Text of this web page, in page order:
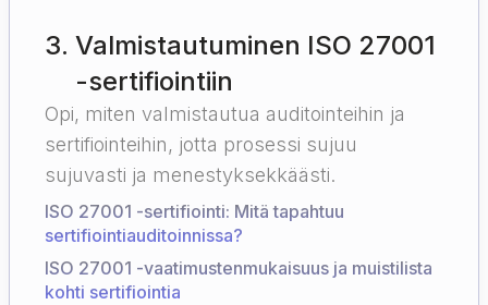
3. Valmistautuminen ISO 27001
-sertifiointiin
Opi, miten valmistautua auditointeihin ja
sertifiointeihin, jotta prosessi sujuu
sujuvasti ja menestyksekkäästi.
ISO 27001 -sertifiointi: Mitä tapahtuu
sertifiointiauditoinnissa?
ISO 27001 -vaatimustenmukaisuus ja muistilista
kohti sertifiointia